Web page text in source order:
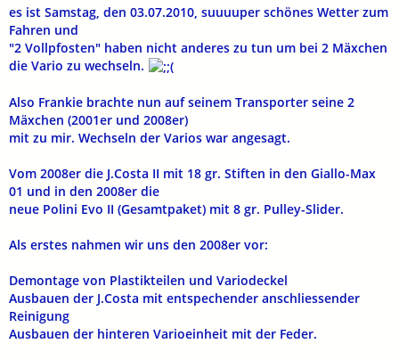
es ist Samstag, den 03.07.2010, suuuuper schönes Wetter zum
Fahren und
"2 Vollpfosten" haben nicht anderes zu tun um bei 2 Mäxchen
die Vario zu wechseln.
Also Frankie brachte nun auf seinem Transporter seine 2
Mäxchen (2001er und 2008er)
mit zu mir. Wechseln der Varios war angesagt.
Vom 2008er die J.Costa II mit 18 gr. Stiften in den Giallo-Max
01 und in den 2008er die
neue Polini Evo II (Gesamtpaket) mit 8 gr. Pulley-Slider.
Als erstes nahmen wir uns den 2008er vor:
Demontage von Plastikteilen und Variodeckel
Ausbauen der J.Costa mit entspechender anschliessender
Reinigung
Ausbauen der hinteren Varioeinheit mit der Feder.